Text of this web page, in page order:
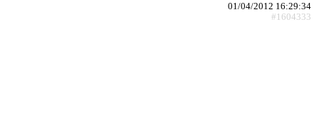
01/04/2012 16:29:34
#1604333